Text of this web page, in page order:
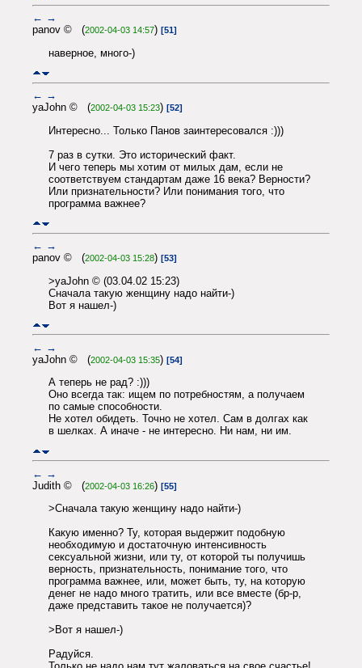
← →
panov © (2002-04-03 14:57) [51]
наверное, много-)
← →
yaJohn © (2002-04-03 15:23) [52]
Интересно... Только Панов заинтересовался :)))
7 раз в сутки. Это исторический факт.
И чего теперь мы хотим от милых дам, если не
соответствуем стандартам даже 16 века? Верности?
Или признательности? Или понимания того, что
программа важнее?
← →
panov © (2002-04-03 15:28) [53]
>yaJohn © (03.04.02 15:23)
Сначала такую женщину надо найти-)
Вот я нашел-)
← →
yaJohn © (2002-04-03 15:35) [54]
А теперь не рад? :)))
Оно всегда так: ищем по потребностям, а получаем
по самые способности.
Не хотел обидеть. Точно не хотел. Сам в долгах как
в шелках. А иначе - не интересно. Ни нам, ни им.
← →
Judith © (2002-04-03 16:26) [55]
>Сначала такую женщину надо найти-)
Какую именно? Ту, которая выдержит подобную
необходимую и достаточную интенсивность
сексуальной жизни, или ту, от которой ты получишь
верность, признательность, понимание того, что
программа важнее, или, может быть, ту, на которую
денег не надо много тратить, или все вместе (бр-р,
даже представить такое не получается)?
>Вот я нашел-)
Радуйся.